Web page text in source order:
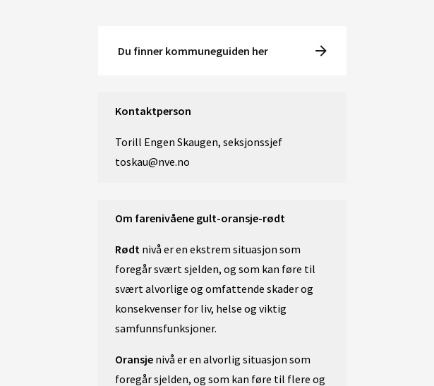
Du finner kommuneguiden her
Kontaktperson
Torill Engen Skaugen, seksjonssjef
toskau@nve.no
Om farenivåene gult-oransje-rødt
Rødt nivå er en ekstrem situasjon som
foregår svært sjelden, og som kan føre til
svært alvorlige og omfattende skader og
konsekvenser for liv, helse og viktig
samfunnsfunksjoner.
Oransje nivå er en alvorlig situasjon som
foregår sjelden, og som kan føre til flere og